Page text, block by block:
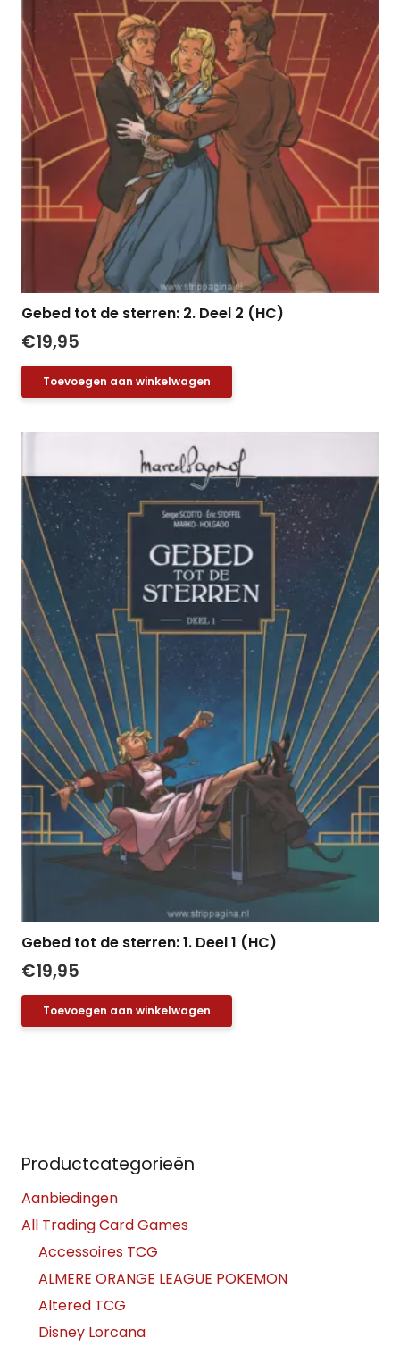
Gebed tot de sterren: 2. Deel 2 (HC)
€19,95
Toevoegen aan winkelwagen
Gebed tot de sterren: 1. Deel 1 (HC)
€19,95
Toevoegen aan winkelwagen
Productcategorieën
Aanbiedingen
All Trading Card Games
Accessoires TCG
ALMERE ORANGE LEAGUE POKEMON
Altered TCG
Disney Lorcana